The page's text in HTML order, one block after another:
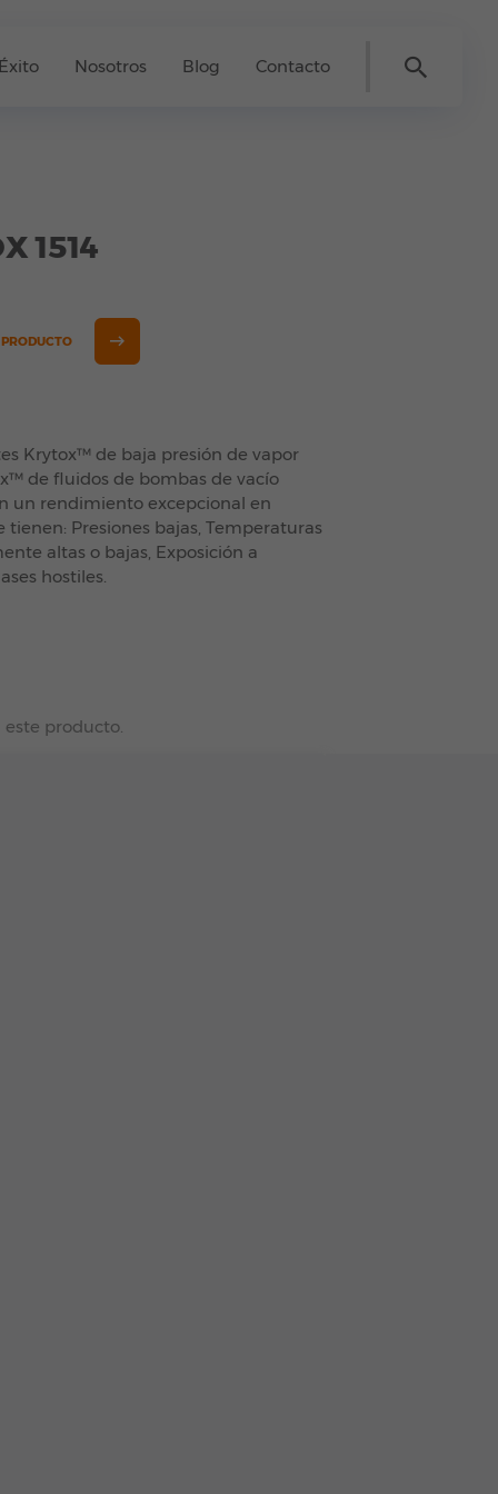
Nosotros Blog Contacto
1514
Krytox™ de baja presión de vapor
de fluidos de bombas de vacío
un rendimiento excepcional en
tienen: Presiones bajas, Temperaturas
altas o bajas, Exposición a
hostiles.
este producto.